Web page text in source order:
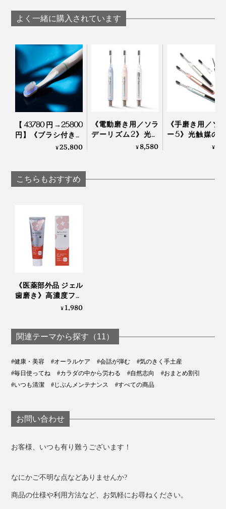
の「木曽檜歯磨きジ
ェル」
ジェル」
よく一緒に購入されています
【43780円→25800
円】《ブラシ付き本
体＋替えブラシヘッ
の「電子歯ブラシ」
｜PLAQLES プラクレ
¥25,800
《電動磨き用／ソラ
デーリズム2》光触
媒の効果で、歯磨き
¥8,580
《手磨き用／ソ
ー5》光触媒の
で、歯磨き粉な
¥
こちらもおすすめ
《医薬部外品 ジェル
歯磨き》高濃度フッ
素配合、口臭・歯周
トリートメントプラ
スS」｜SOLADEY
¥1,980
関連テーマから探す（11）
#健康・美容 #オーラルケア #会話が弾む
#気のきく手土産
#毎日使ってね
#カラダの中から労わる #自然志向
#おまとめ割引
#いつも清潔
#じぶんメンテナンス #すべての商品
お問い合わせ
お客様、いつも有り難うございます！
なにかご不明な点などありませんか?
商品の仕様や利用方法など、お気軽にお尋ねください。